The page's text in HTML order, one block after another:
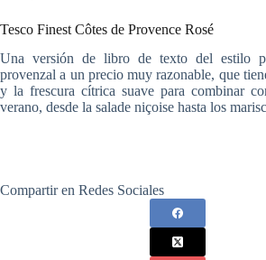
Tesco Finest Côtes de Provence Rosé
Una versión de libro de texto del estilo
provenzal a un precio muy razonable, que
y la frescura cítrica suave para combinar
verano, desde la salade niçoise hasta los
Compartir en Redes Sociales